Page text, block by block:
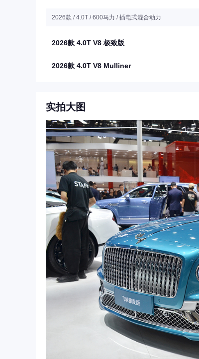
2026款 / 4.0T / 600马力 / 插电式混合动力
2026款 4.0T V8 极致版
2026款 4.0T V8 Mulliner
实拍大图